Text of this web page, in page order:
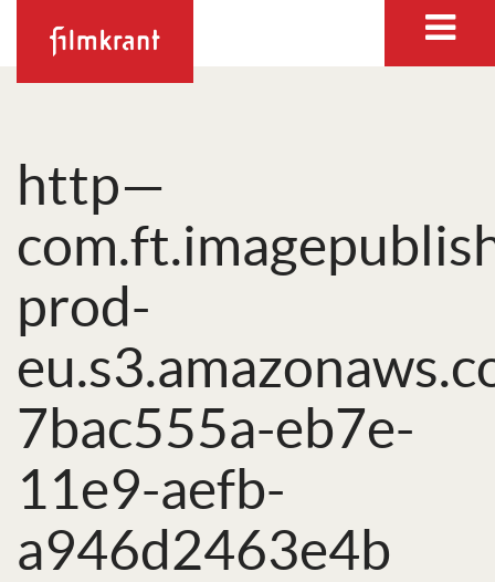
http—
prod-
7bac555a-eb7e-
11e9-aefb-
a946d2463e4b